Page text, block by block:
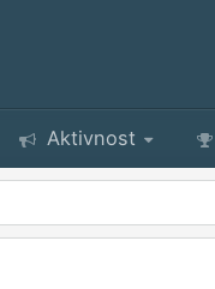
Aktivnost